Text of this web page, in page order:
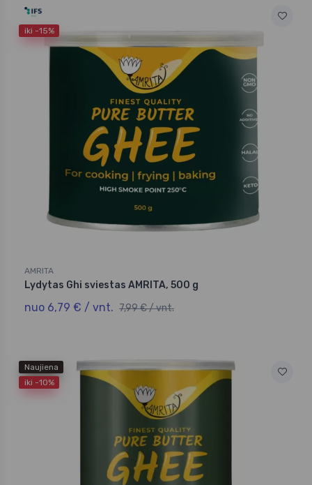
iki -15%
AMRITA
Lydytas Ghi sviestas AMRITA, 500 g
nuo 6,79 € / vnt. 7,99 € / vnt.
Naujiena
iki -10%